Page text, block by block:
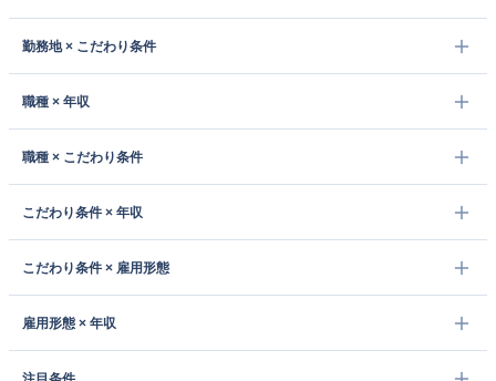
勤務地 × こだわり条件
職種 × 年収
職種 × こだわり条件
こだわり条件 × 年収
こだわり条件 × 雇用形態
雇用形態 × 年収